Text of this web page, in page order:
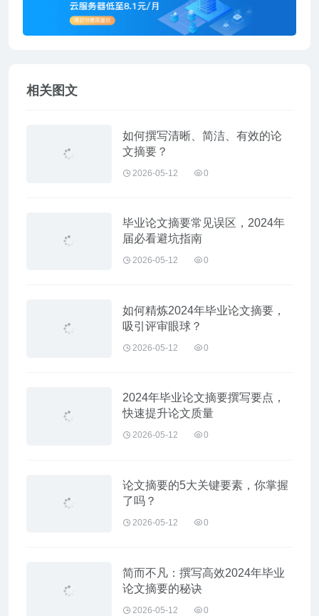
相关图文
如何撰写清晰、简洁、有效的论
文摘要？
2026-05-12 0
毕业论文摘要常见误区，2024年
届必看避坑指南
2026-05-12 0
如何精炼2024年毕业论文摘要，
吸引评审眼球？
2026-05-12 0
2024年毕业论文摘要撰写要点，
快速提升论文质量
2026-05-12 0
论文摘要的5大关键要素，你掌握
了吗？
2026-05-12 0
简而不凡：撰写高效2024年毕业
论文摘要的秘诀
2026-05-12 0